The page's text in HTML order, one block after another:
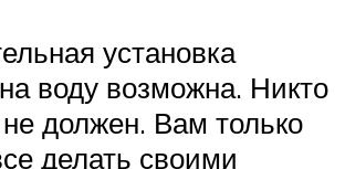
установка
воду возможна. Никто
должен. Вам только
делать своими